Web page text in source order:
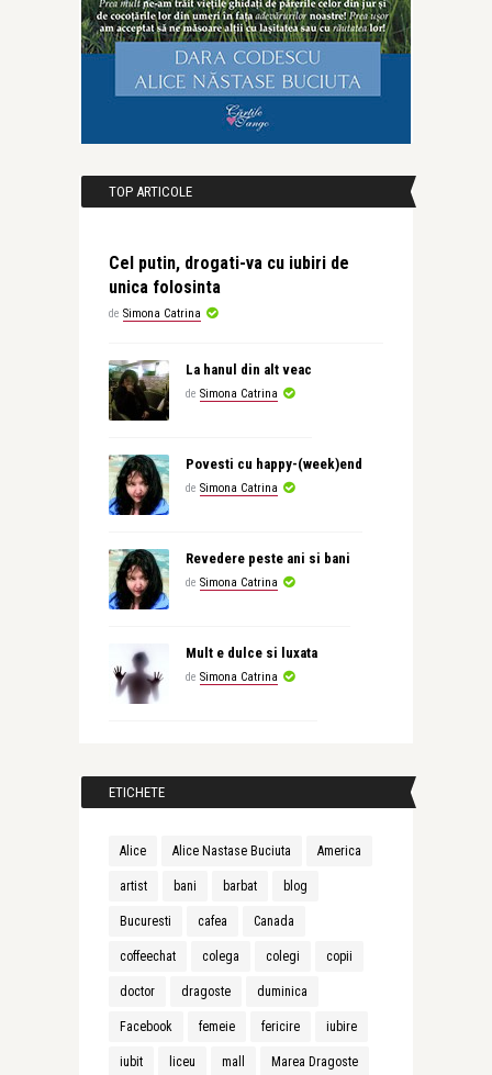
TOP ARTICOLE
Cel putin, drogati-va cu iubiri de
unica folosinta
de Simona Catrina
La hanul din alt veac
de Simona Catrina
Povesti cu happy-(week)end
de Simona Catrina
Revedere peste ani si bani
de Simona Catrina
Mult e dulce si luxata
de Simona Catrina
ETICHETE
Alice Alice Nastase Buciuta America
artist bani barbat blog
Bucuresti cafea Canada
coffeechat colega colegi copii
doctor dragoste duminica
Facebook femeie fericire iubire
iubit liceu mall Marea Dragoste